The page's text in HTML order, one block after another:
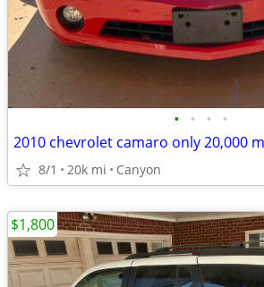
• • • •
2010 chevrolet camaro only 20,000
8/1 20k mi Canyon
$1,800